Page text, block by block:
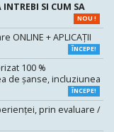
SI CUM SA
NOU !
ONLINE + APLICAȚII
ÎNCEPE!
100 %
de șanse, incluziunea
ÎNCEPE!
prin evaluare /